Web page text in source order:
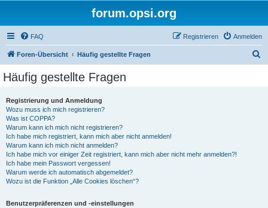
forum.opsi.org
FAQ Anmelden
Registrieren
Foren-Übersicht Häufig gestellte Fragen
Häufig gestellte Fragen
Registrierung und Anmeldung
Wozu muss ich mich registrieren?
Was ist COPPA?
Warum kann ich mich nicht registrieren?
Ich habe mich registriert, kann mich aber nicht anmelden!
Warum kann ich mich nicht anmelden?
Ich habe mich vor einiger Zeit registriert, kann mich aber nicht mehr anmelden?!
Ich habe mein Passwort vergessen!
Warum werde ich automatisch abgemeldet?
Wozu ist die Funktion „Alle Cookies löschen“?
Benutzerpräferenzen und -einstellungen